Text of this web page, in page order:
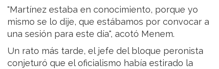
"Martínez estaba en conocimiento, porque yo
mismo se lo dije, que estábamos por convocar a
una sesión para este día", acotó Menem.
Un rato más tarde, el jefe del bloque peronista
conjeturó que el oficialismo había estirado la